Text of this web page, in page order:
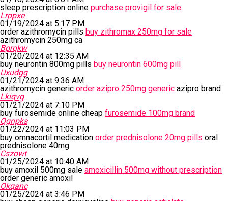
sleep prescription online purchase provigil for sale
Lrppxe
01/19/2024 at 5:17 PM
order azithromycin pills buy zithromax 250mg for sale
azithromycin 250mg ca
Bprqkw
01/20/2024 at 12:35 AM
buy neurontin 800mg pills buy neurontin 600mg pill
Uxudgg
01/21/2024 at 9:36 AM
azithromycin generic order azipro 250mg generic azipro brand
Lkiqvg
01/21/2024 at 7:10 PM
buy furosemide online cheap furosemide 100mg brand
Qgnpks
01/22/2024 at 11:03 PM
buy omnacortil medication order prednisolone 20mg pills oral
prednisolone 40mg
Cszowt
01/25/2024 at 10:40 AM
buy amoxil 500mg sale amoxicillin 500mg without prescription
order generic amoxil
Okqanc
01/25/2024 at 3:46 PM